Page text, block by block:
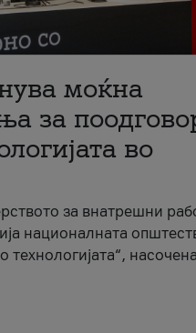
моќна
за
во
за внатрешни
националната